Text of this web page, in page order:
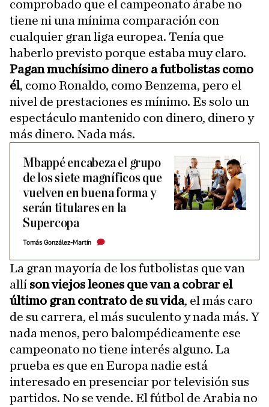
comprobado que el campeonato árabe no
tiene ni una mínima comparación con
cualquier gran liga europea. Tenía que
haberlo previsto porque estaba muy claro.
Pagan muchísimo dinero a futbolistas como
él, como Ronaldo, como Benzema, pero el
nivel de prestaciones es mínimo. Es solo un
espectáculo mantenido con dinero, dinero y
más dinero. Nada más.
Mbappé encabeza el grupo
de los siete magníficos que
vuelven en buena forma y
serán titulares en la
Supercopa
Tomás González-Martín
La gran mayoría de los futbolistas que van
allí son viejos leones que van a cobrar el
último gran contrato de su vida, el más caro
de su carrera, el más suculento y nada más. Y
nada menos, pero balompédicamente ese
campeonato no tiene interés alguno. La
prueba es que en Europa nadie está
interesado en presenciar por televisión sus
partidos. No se vende. El fútbol de Arabia no